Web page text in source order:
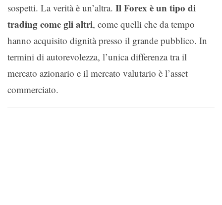
sospetti. La verità è un’altra. Il Forex è un tipo di
trading come gli altri, come quelli che da tempo
hanno acquisito dignità presso il grande pubblico. In
termini di autorevolezza, l’unica differenza tra il
mercato azionario e il mercato valutario è l’asset
commerciato.